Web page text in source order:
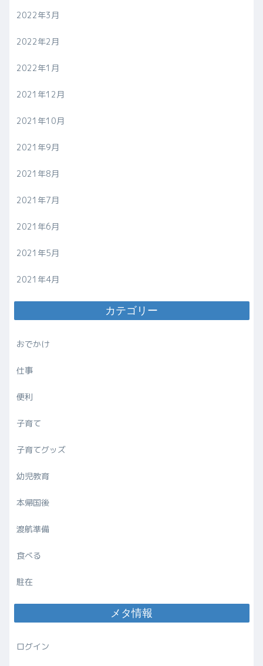
2022年3月
2022年2月
2022年1月
2021年12月
2021年10月
2021年9月
2021年8月
2021年7月
2021年6月
2021年5月
2021年4月
カテゴリー
おでかけ
仕事
便利
子育て
子育てグッズ
幼児教育
本帰国後
渡航準備
食べる
駐在
メタ情報
ログイン